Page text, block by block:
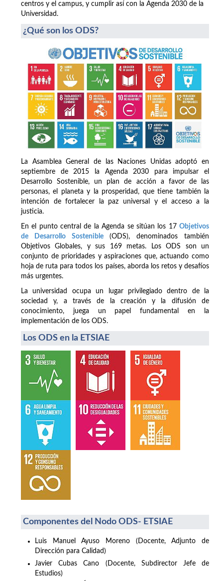
centros y el campus, y cumplir así con la Agenda 2030 de la
Universidad.
¿Qué son los ODS?
La Asamblea General de las Naciones Unidas adoptó en
septiembre de 2015 la Agenda 2030 para impulsar el
Desarrollo Sostenible, un plan de acción a favor de las
personas, el planeta y la prosperidad, que tiene también la
intención de fortalecer la paz universal y el acceso a la
justicia.
En el punto central de la Agenda se sitúan los 17 Objetivos
de Desarrollo Sostenible(ODS), denominados también
Objetivos Globales, y sus 169 metas. Los ODS son un
conjunto de prioridades y aspiraciones que, actuando como
hoja de ruta para todos los países, aborda los retos y desafíos
más urgentes.
La universidad ocupa un lugar privilegiado dentro de la
sociedad y, a través de la creación y la difusión de
conocimiento, juega un papel fundamental en la
implementación de los ODS.
Los ODS en la ETSIAE
Componentes del Nodo ODS- ETSIAE
Luis Manuel Ayuso Moreno (Docente, Adjunto de
Dirección para Calidad)
Javier Cubas Cano (Docente, Subdirector Jefe de
Estudios)